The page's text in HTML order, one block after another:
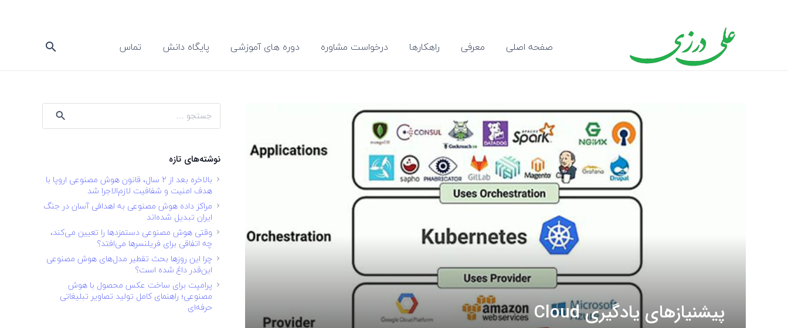
صفحه اصلی معرفی راهکارها درخواست مشاوره دوره های آموزشی پایگاه دانش تماس search
پیشنیازهای یادگیری Cloud
جستجو
برای:
نوشته‌های تازه
بالاخره بعد از ۲ سال، قانون هوش مصنوعی اروپا با
هدف امنیت و شفافیت لازم‌الاجرا شد
مراکز داده هوش مصنوعی به اهدافی آسان در جنگ
ایران تبدیل شده‌اند
وقتی هوش مصنوعی دستمزدها را تعیین می‌کند،
چه اتفاقی برای فریلنسرها می‌افتد؟
چرا این روزها بحث تقطیر مدل‌های هوش مصنوعی
این‌قدر داغ شده است؟
پرامپت برای ساخت عکس محصول با هوش
مصنوعی؛ راهنمای کامل تولید تصاویر تبلیغاتی
حرفه‌ای